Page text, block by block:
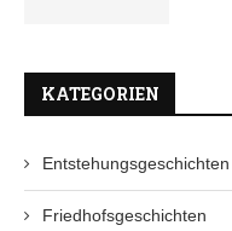
KATEGORIEN
Entstehungsgeschichten
Friedhofsgeschichten